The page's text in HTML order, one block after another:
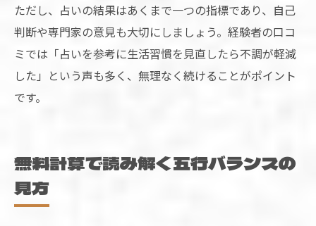
ただし、占いの結果はあくまで一つの指標であり、自己
判断や専門家の意見も大切にしましょう。経験者の口コ
ミでは「占いを参考に生活習慣を見直したら不調が軽減
した」という声も多く、無理なく続けることがポイント
です。
無料計算で読み解く五行バランスの
見方